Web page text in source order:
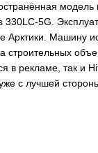
модель
330LC-5G.
Арктики. Машину
строительных
в рекламе, так и
с лучшей